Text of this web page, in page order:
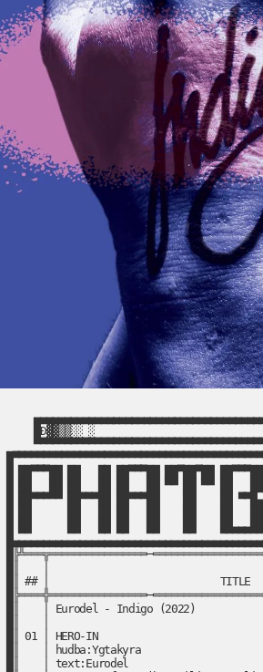
█ ██▀▀▀██ ██   ██ ██▀▀▀██ ██▀██▀██
█ ██   ██ ██   ██ ██   ██ ▀▀ ██ ▀▀ ██
█ ██▀▀▀▀▀ ██▀▀▀██ ██▀▀▀██    ██    ██
█ ██      ██   ██ ██   ██    ██    ██
█ ██      ██   ██ ██   ██    ██    ██▄▄▄██
█║ ## │
█║    │ Eurodel - Indigo (2022)
█║ 01 │ HERO-IN
█║    │ hudba:Ygtakyra
█║    │ text:Eurodel